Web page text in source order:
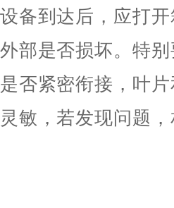
备到达后，应打
部是否损坏。特
否紧密衔接，叶
敏，若发现问题